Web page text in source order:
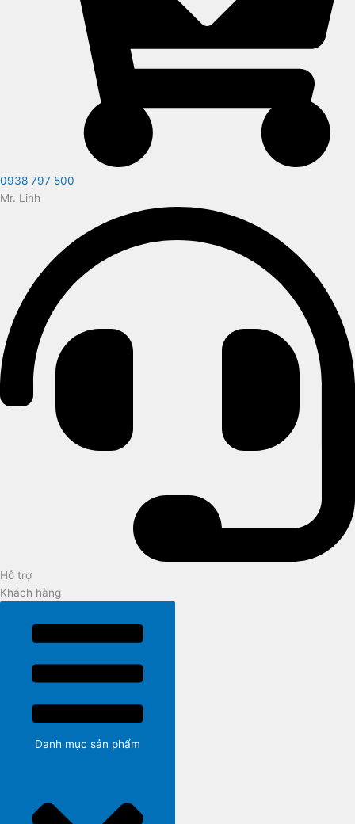
0938 797 500
Mr. Linh
Hỗ trợ
Khách hàng